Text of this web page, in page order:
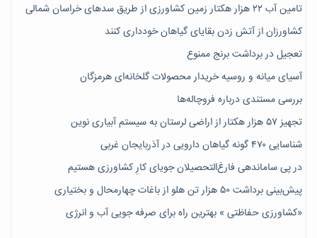
تامین آب ۲۲ هزار هکتار زمین کشاورزی از طریق سدهای خراسان شمالی
کشاورزان از آتش زدن بقایای گیاهان خودداری کنند
تعجیل در برداشت برنج ممنوع
آسیای میانه و روسیه خریدار محصولات گلخانه‌ای هرمزگان
بررسی مستندی درباره فروچاله‌ها
تجهیز ۵۷ هزار هکتار از اراضی لرستان به سیستم آبیاری نوین
شناسایی ۴۷٠ گونه گیاهان دارویی در آذربایجان غربی
در پی ساماندهی فارغ‌التحصیلان جویای کارِ کشاورزی هستیم
پیش‎‌بینی برداشت ۵۰ هزار تن هلو از باغات چهارمحال و بختیاری
«کشاورزی حفاظتی » بهترین راه برای صرفه جویی آب و انرژی